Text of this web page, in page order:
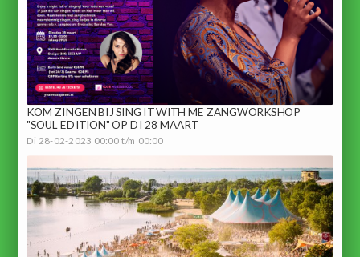
KOM ZINGEN BIJ SING IT WITH ME ZANGWORKSHOP
"SOUL EDITION" OP DI 28 MAART
Di 28-02-2023 00:00 t/m 00:00